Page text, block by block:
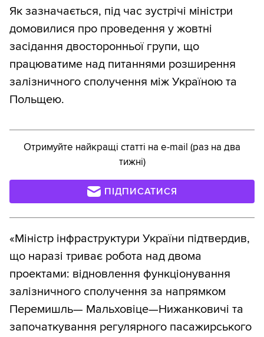
Як зазначається, під час зустрічі міністри
домовилися про проведення у жовтні
засідання двосторонньої групи, що
працюватиме над питаннями розширення
залізничного сполучення між Україною та
Польщею.
Отримуйте найкращі статті на e-mail (раз на два
тижні)
ПІДПИСАТИСЯ
«Міністр інфраструктури України підтвердив,
що наразі триває робота над двома
проектами: відновлення функціонування
залізничного сполучення за напрямком
Перемишль— Мальховіце—Нижанковичі та
започаткування регулярного пасажирського